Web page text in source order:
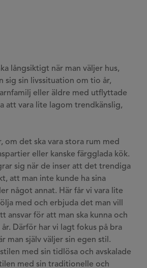
långsiktigt när man väljer hus,
sig sin livssituation om tio år,
eller äldre med utflyttade
att vara lite lagom trendkänslig,
om det ska vara stora rum med
eller kanske färgglada kök.
sig när de inser att det trendiga
att man inte kunde ha sina
något annat. Här får vi vara lite
med och erbjuda det man vill
ansvar för att man ska kunna och
Därför har vi lagt fokus på bra
man själv väljer sin egen stil.
med sin tidlösa och avskalade
med sin traditionelle och